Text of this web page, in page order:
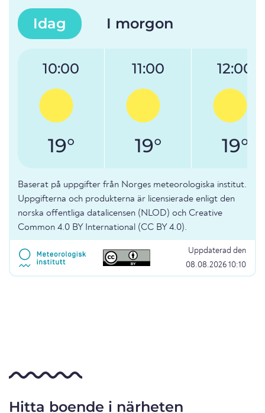
Idag I morgon
10:00
19°
11:00
19°
12:00
19°
Baserat på uppgifter från Norges meteorologiska institut.
Uppgifterna och produkterna är licensierade enligt den
norska offentliga datalicensen (NLOD) och Creative
Common 4.0 BY International (CC BY 4.0).
Uppdaterad den
08.08.2026 10:10
Hitta boende i närheten